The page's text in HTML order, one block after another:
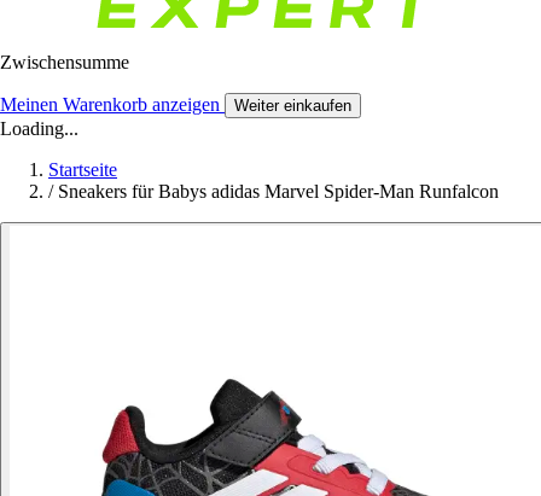
Zwischensumme
Meinen Warenkorb anzeigen Weiter einkaufen
Loading...
Startseite
/ Sneakers für Babys adidas Marvel Spider-Man Runfalcon